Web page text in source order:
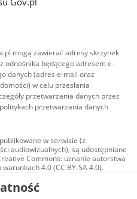
mogą zawierać adresy skrzynek
odnośnika będącego adresem e-
danych (adres e-mail oraz
w celu przesłania
przetwarzania danych przez
przetwarzania danych
w serwisie (z
audiowizualnych), są udostępniane
Commons: uznanie autorstwa
4.0 (CC BY-SA 4.0).
w tym zdjęcia, materiały
na licencji typu
uznanie autorstwa użycie